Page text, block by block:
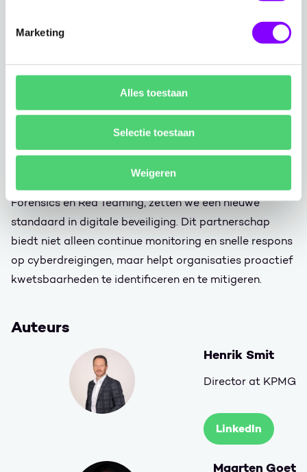
Marketing
Alles toestaan
Selectie toestaan
Weigeren
KPMG x Wortell
Om organisaties in Nederland beter te beschermen,
bundelen KPMG en Wortell hun krachtenin een
strategisch partnerschap. Met de 24/7/365 Managed
eXtended Detection & Response (MxDR) service van
van KPMG op het gebied van Incident Response,
Forensics en Red Teaming, zetten we een nieuwe
standaard in digitale beveiliging. Dit partnerschap
biedt niet alleen continue monitoring en snelle respons
op cyberdreigingen, maar helpt organisaties proactief
kwetsbaarheden te identificeren en te mitigeren.
Auteurs
Henrik Smit
Director at KPMG
LinkedIn
Maarten Goet